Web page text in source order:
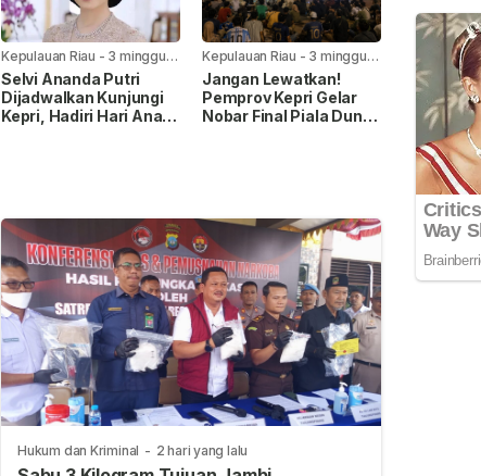
Kepulauan Riau - 3 minggu
yang lalu
Selvi Ananda Putri
Dijadwalkan Kunjungi
Kepri, Hadiri Hari Anak
Kepulauan Riau - 3 minggu
yang lalu
Jangan Lewatkan!
Pemprov Kepri Gelar
Nobar Final Piala Dunia
Hukum dan Kriminal - 2 hari yang lalu